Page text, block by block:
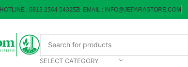
HOTLINE : 0813 2564 5432 EMAIL : INFO@JEPARASTORE.COM
SELECT CATEGORY